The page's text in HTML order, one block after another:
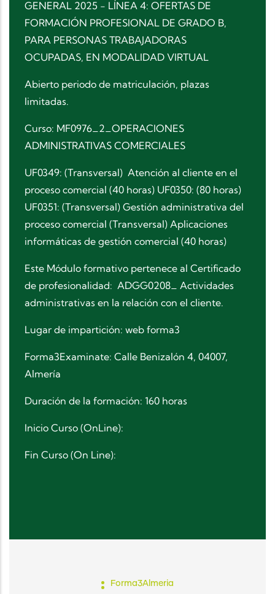
GENERAL 2025 - LÍNEA 4: OFERTAS DE
FORMACIÓN PROFESIONAL DE GRADO B,
PARA PERSONAS TRABAJADORAS
OCUPADAS, EN MODALIDAD VIRTUAL
Abierto periodo de matriculación, plazas
limitadas.
Curso: MF0976_2_OPERACIONES
ADMINISTRATIVAS COMERCIALES
UF0349: (Transversal) Atención al cliente en el
proceso comercial (40 horas) UF0350: (80 horas)
UF0351: (Transversal) Gestión administrativa del
proceso comercial (Transversal) Aplicaciones
informáticas de gestión comercial (40 horas)
Este Módulo formativo pertenece al Certificado
de profesionalidad: ADGG0208_ Actividades
administrativas en la relación con el cliente.
Lugar de impartición: web forma3
Forma3Examinate: Calle Benizalón 4, 04007,
Almería
Duración de la formación: 160 horas
Inicio Curso (OnLine):
Fin Curso (On Line):
Forma3Almeria